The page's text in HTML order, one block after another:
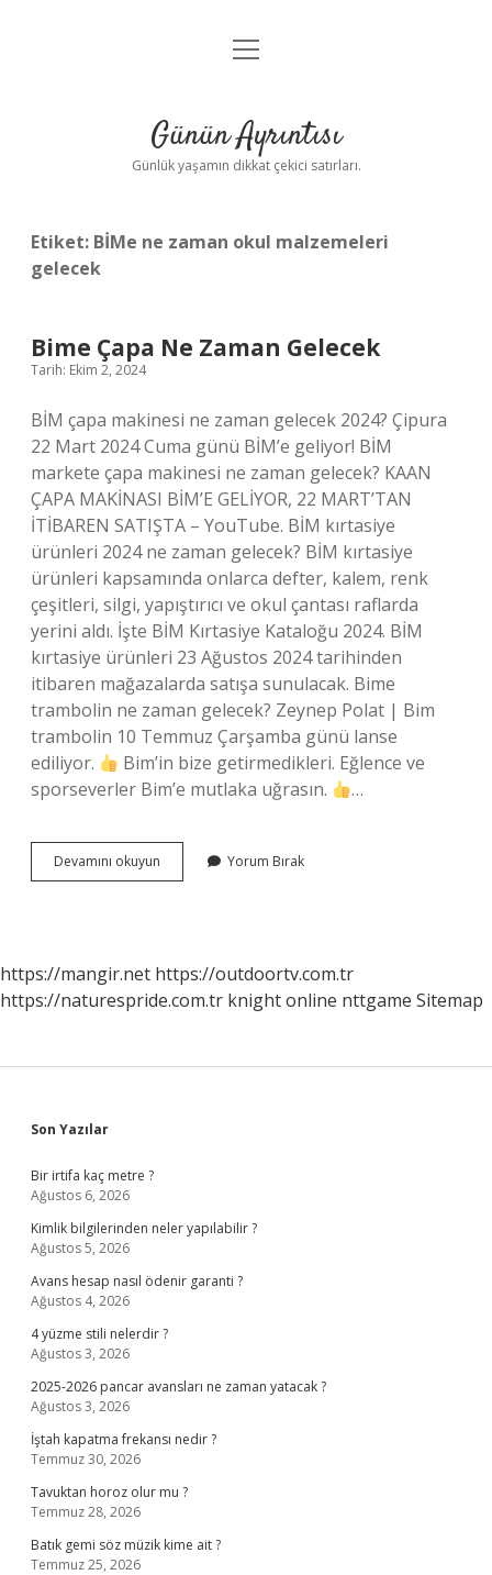
Anasayfa
Yasal Uyarı
menüyü
Günün Ayrıntısı
Günlük yaşamın dikkat çekici satırları.
Etiket: BİMe ne zaman okul malzemeleri
gelecek
Bime Çapa Ne Zaman Gelecek
Tarih: Ekim 2, 2024
BİM çapa makinesi ne zaman gelecek 2024? Çipura
22 Mart 2024 Cuma günü BİM’e geliyor! BİM
markete çapa makinesi ne zaman gelecek? KAAN
ÇAPA MAKİNASI BİM’E GELİYOR, 22 MART’TAN
İTİBAREN SATIŞTA – YouTube. BİM kırtasiye
ürünleri 2024 ne zaman gelecek? BİM kırtasiye
ürünleri kapsamında onlarca defter, kalem, renk
çeşitleri, silgi, yapıştırıcı ve okul çantası raflarda
yerini aldı. İşte BİM Kırtasiye Kataloğu 2024. BİM
kırtasiye ürünleri 23 Ağustos 2024 tarihinden
itibaren mağazalarda satışa sunulacak. Bime
trambolin ne zaman gelecek? Zeynep Polat | Bim
trambolin 10 Temmuz Çarşamba günü lanse
ediliyor.
Bim’in bize getirmedikleri. Eğlence ve
sporseverler Bim’e mutlaka uğrasın.
…
Devamını okuyun
Çapa
Yorum Bırak
https://mangir.net https://outdoortv.com.tr
https://naturespride.com.tr knight online nttgame Sitemap
Sidebar
Son Yazılar
Bir irtifa kaç metre ?
Ağustos 6, 2026
Kimlik bilgilerinden neler yapılabilir ?
Ağustos 5, 2026
Avans hesap nasıl ödenir garanti ?
Ağustos 4, 2026
4 yüzme stili nelerdir ?
Ağustos 3, 2026
2025-2026 pancar avansları ne zaman yatacak ?
Ağustos 3, 2026
İştah kapatma frekansı nedir ?
Temmuz 30, 2026
Tavuktan horoz olur mu ?
Temmuz 28, 2026
Batık gemi söz müzik kime ait ?
Temmuz 25, 2026